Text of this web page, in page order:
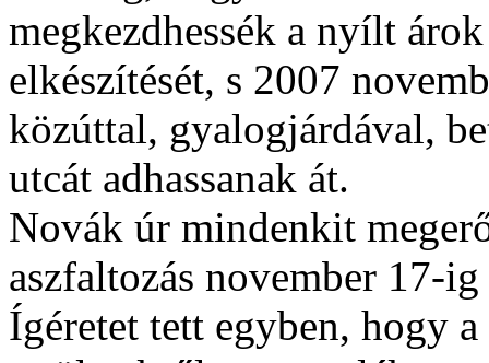
megkezdhessék a nyílt
elkészítését, s 2007
közúttal, gyalogjárdával,
utcát adhassanak át.
Novák úr mindenkit
aszfaltozás november 17-
Ígéretet tett egyben, hogy